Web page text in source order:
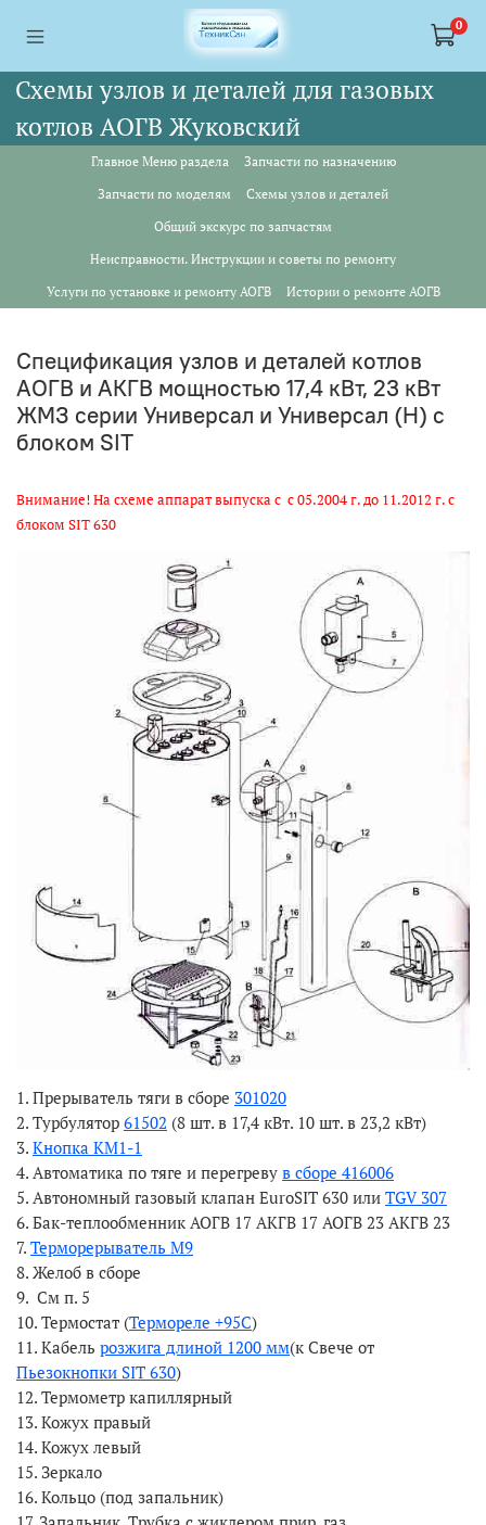
0
Схемы узлов и деталей для газовых
котлов АОГВ Жуковский
Главное Меню раздела
Запчасти по назначению
Запчасти по моделям
Схемы узлов и деталей
Общий экскурс по запчастям
Неисправности. Инструкции и советы по ремонту
Услуги по установке и ремонту АОГВ
Истории о ремонте АОГВ
Спецификация узлов и деталей котлов
АОГВ и АКГВ мощностью 17,4 кВт, 23 кВт
ЖМЗ серии Универсал и Универсал (Н) с
блоком SIT
Внимание! На схеме аппарат выпуска с с 05.2004 г. до 11.2012 г. с
блоком SIT 630
1. Прерыватель тяги в сборе 301020
2. Турбулятор 61502 (8 шт. в 17,4 кВт. 10 шт. в 23,2 кВт)
3. Кнопка КМ1-1
4. Автоматика по тяге и перегреву в сборе 416006
5. Автономный газовый клапан EuroSIT 630 или TGV 307
6. Бак-теплообменник АОГВ 17 АКГВ 17 АОГВ 23 АКГВ 23
7. Терморерыватель М9
8. Желоб в сборе
9. См п. 5
10. Термостат (Термореле +95С)
11. Кабель розжига длиной 1200 мм(к Свече от
Пьезокнопки SIT 630)
12. Термометр капиллярный
13. Кожух правый
14. Кожух левый
15. Зеркало
16. Кольцо (под запальник)
<a href="https://webmaster.yandex.ru/siteinfo/?site=https://
<a href="https://webmaster.yandex.ru/siteinfo/?site=https://